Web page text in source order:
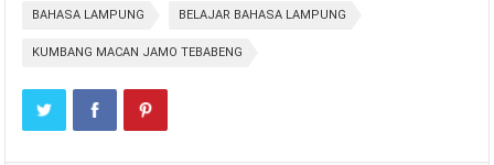
BAHASA LAMPUNG BELAJAR BAHASA LAMPUNG
KUMBANG MACAN JAMO TEBABENG